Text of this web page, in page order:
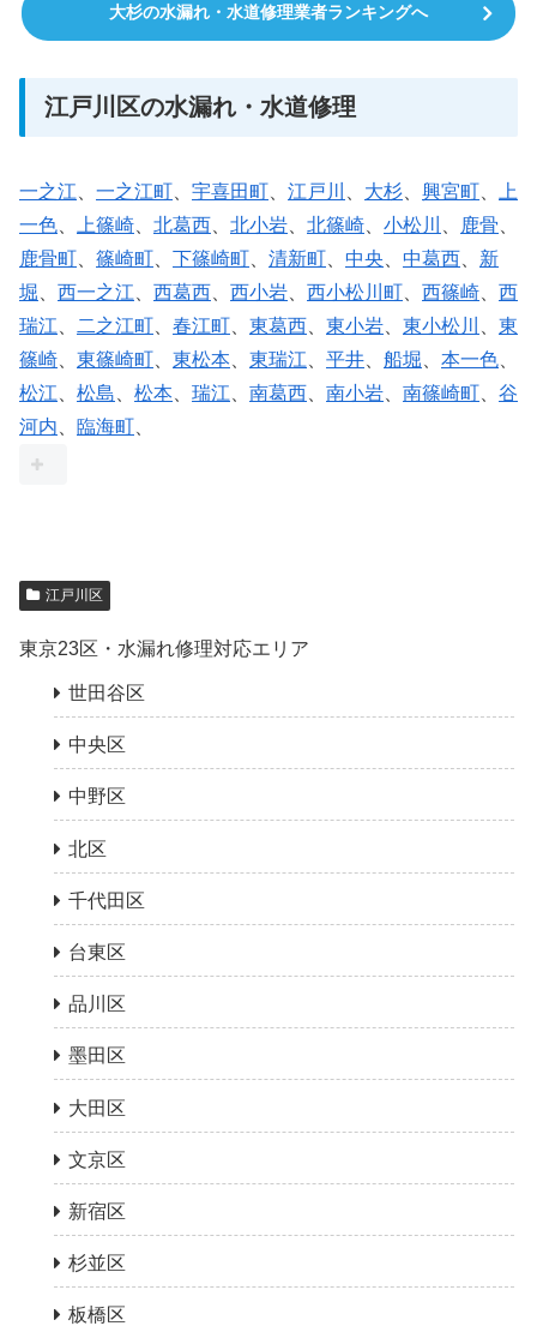
大杉の水漏れ・水道修理業者ランキングへ
江戸川区の水漏れ・水道修理
一之江 一之江町 宇喜田町 江戸川 大杉 興宮町
上
一色
上篠崎 北葛西 北小岩 北篠崎 小松川 鹿骨
鹿骨町
篠崎町 下篠崎町 清新町 中央 中葛西
新
堀
西一之江 西葛西 西小岩 西小松川町 西篠崎
西
瑞江
二之江町 春江町 東葛西 東小岩 東小松川
東
篠崎
東篠崎町 東松本 東瑞江 平井 船堀 本一色
松江
松島 松本 瑞江 南葛西 南小岩 南篠崎町
谷
河内
臨海町
江戸川区
東京23区・水漏れ修理対応エリア
世田谷区
中央区
中野区
北区
千代田区
台東区
品川区
墨田区
大田区
文京区
新宿区
杉並区
板橋区